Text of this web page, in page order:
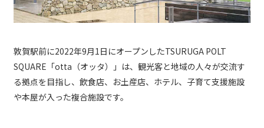
敦賀駅前に2022年9月1日にオープンしたTSURUGA POLT
SQUARE「otta（オッタ）」は、観光客と地域の人々が交流す
る拠点を目指し、飲食店、お土産店、ホテル、子育て支援施設
や本屋が入った複合施設です。